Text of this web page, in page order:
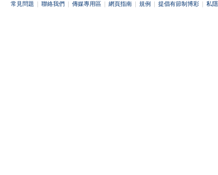
常見問題 聯絡我們 傳媒專用區 網頁指南 規例 提倡有節制博彩 私